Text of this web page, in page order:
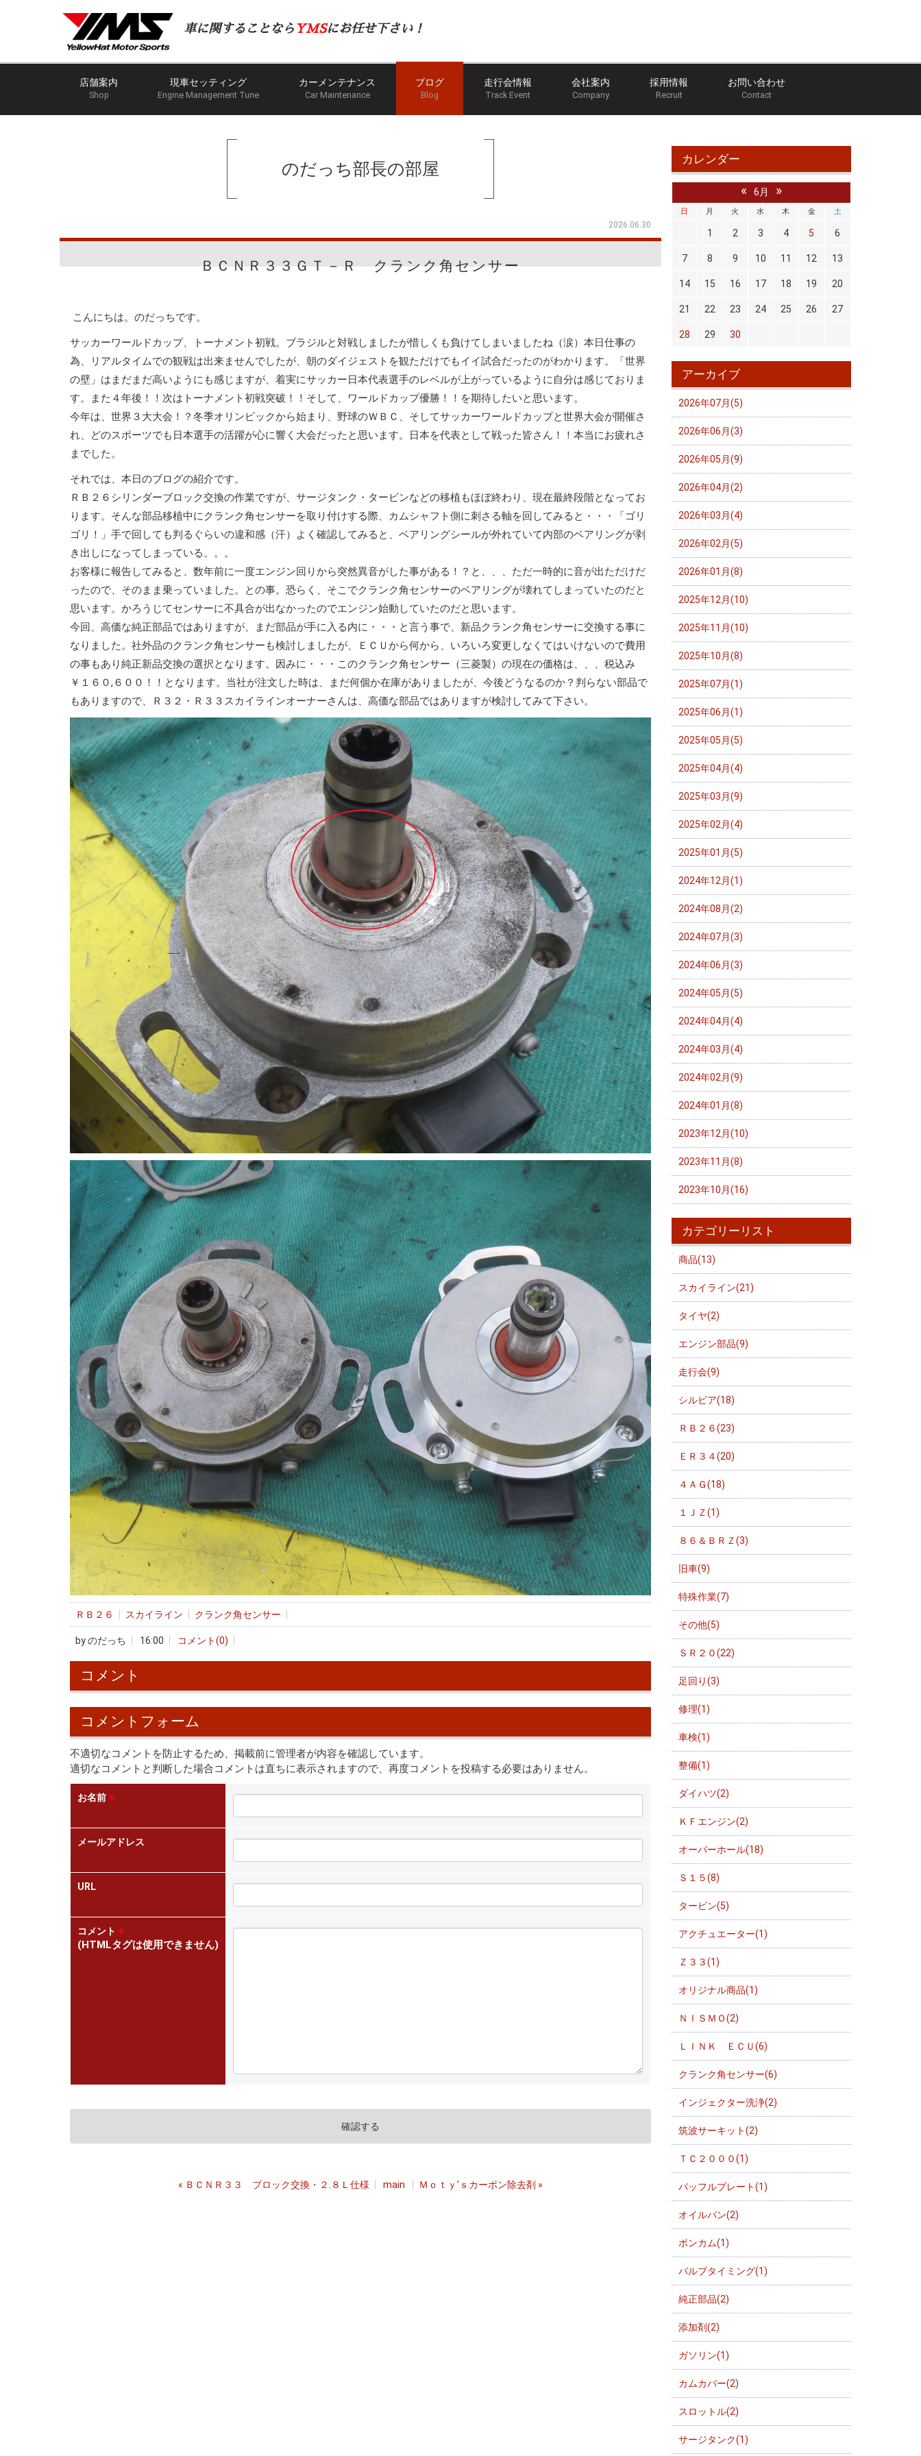
車に関することなら YMSにお任せ下さい！
店舗案内
Shop
現車セッティング
Engine Management Tune
カーメンテナンス
Car Maintenance
ブログ
Blog
走行会情報
Track Event
会社案内
Company
採用情報
Recruit
お問い合わせ
Contact
ホーム ブログ のだっち部長の部屋 ＢＣＮＲ３３ＧＴ－Ｒ クランク角センサー
のだっち部長の部屋
2026.06.30
ＢＣＮＲ３３ＧＴ－Ｒ クランク角センサー
こんにちは。のだっちです。
サッカーワールドカップ、トーナメント初戦。ブラジルと対戦しましたが惜しくも負けてしまいましたね（涙）本日仕事の
為、リアルタイムでの観戦は出来ませんでしたが、朝のダイジェストを観ただけでもイイ試合だったのがわかります。「世界
の壁」はまだまだ高いようにも感じますが、着実にサッカー日本代表選手のレベルが上がっているように自分は感じておりま
す。また４年後！！次はトーナメント初戦突破！！そして、ワールドカップ優勝！！を期待したいと思います。
今年は、世界３大大会！？冬季オリンピックから始まり、野球のＷＢＣ、そしてサッカーワールドカップと世界大会が開催さ
れ、どのスポーツでも日本選手の活躍が心に響く大会だったと思います。日本を代表として戦った皆さん！！本当にお疲れさ
までした。
それでは、本日のブログの紹介です。
ＲＢ２６シリンダーブロック交換の作業ですが、サージタンク・タービンなどの移植もほぼ終わり、現在最終段階となってお
ります。そんな部品移植中にクランク角センサーを取り付けする際、カムシャフト側に刺さる軸を回してみると・・・「ゴリ
ゴリ！」手で回しても判るぐらいの違和感（汗）よく確認してみると、ベアリングシールが外れていて内部のベアリングが剥
き出しになってしまっている。。。
お客様に報告してみると、数年前に一度エンジン回りから突然異音がした事がある！？と、、、ただ一時的に音が出ただけだ
ったので、そのまま乗っていました。との事。恐らく、そこでクランク角センサーのベアリングが壊れてしまっていたのだと
思います。かろうじてセンサーに不具合が出なかったのでエンジン始動していたのだと思います。
今回、高価な純正部品ではありますが、まだ部品が手に入る内に・・・と言う事で、新品クランク角センサーに交換する事に
なりました。社外品のクランク角センサーも検討しましたが、ＥＣＵから何から、いろいろ変更しなくてはいけないので費用
の事もあり純正新品交換の選択となります。因みに・・・このクランク角センサー（三菱製）の現在の価格は、、、税込み
￥１６０,６００！！となります。当社が注文した時は、まだ何個か在庫がありましたが、今後どうなるのか？判らない部品で
もありますので、Ｒ３２・Ｒ３３スカイラインオーナーさんは、高価な部品ではありますが検討してみて下さい。
ＲＢ２６ スカイライン クランク角センサー
byのだっち 16:00 コメント(0)
コメント
コメントフォーム
不適切なコメントを防止するため、掲載前に管理者が内容を確認しています。
適切なコメントと判断した場合コメントは直ちに表示されますので、再度コメントを投稿する必要はありません。
お名前 ※
メールアドレス
URL
コメント ※
(HTMLタグは使用できません)
« ＢＣＮＲ３３ ブロック交換・２.８Ｌ仕様 main Ｍｏｔｙ’ｓカーボン除去剤 »
カレンダー
« 6月 »
日 月 火 水 木 金 土
1 2 3 4 5 6
7 8 9 10 11 12 13
14 15 16 17 18 19 20
21 22 23 24 25 26 27
28 29 30
アーカイブ
2026年07月(5)
2026年06月(3)
2026年05月(9)
2026年04月(2)
2026年03月(4)
2026年02月(5)
2026年01月(8)
2025年12月(10)
2025年11月(10)
2025年10月(8)
2025年07月(1)
2025年06月(1)
2025年05月(5)
2025年04月(4)
2025年03月(9)
2025年02月(4)
2025年01月(5)
2024年12月(1)
2024年08月(2)
2024年07月(3)
2024年06月(3)
2024年05月(5)
2024年04月(4)
2024年03月(4)
2024年02月(9)
2024年01月(8)
2023年12月(10)
2023年11月(8)
2023年10月(16)
カテゴリーリスト
商品(13)
スカイライン(21)
タイヤ(2)
エンジン部品(9)
走行会(9)
シルビア(18)
ＲＢ２６(23)
ＥＲ３４(20)
４ＡＧ(18)
１ＪＺ(1)
８６＆ＢＲＺ(3)
旧車(9)
特殊作業(7)
その他(5)
ＳＲ２０(22)
足回り(3)
修理(1)
車検(1)
整備(1)
ダイハツ(2)
ＫＦエンジン(2)
オーバーホール(18)
Ｓ１５(8)
タービン(5)
アクチュエーター(1)
Ｚ３３(1)
オリジナル商品(1)
ＮＩＳＭＯ(2)
ＬＩＮＫ ＥＣＵ(6)
クランク角センサー(6)
インジェクター洗浄(2)
筑波サーキット(2)
ＴＣ２０００(1)
バッフルプレート(1)
オイルパン(2)
ポンカム(1)
バルブタイミング(1)
純正部品(2)
添加剤(2)
ガソリン(1)
カムカバー(2)
スロットル(2)
サージタンク(1)